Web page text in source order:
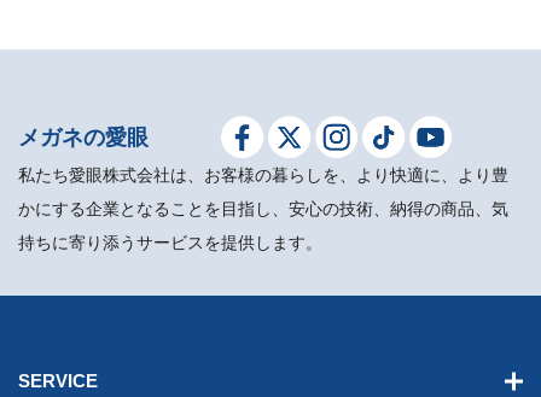
メガネの愛眼
私たち愛眼株式会社は、お客様の暮らしを、より快適に、より豊
かにする企業となることを目指し、安心の技術、納得の商品、気
持ちに寄り添うサービスを提供します。
SERVICE